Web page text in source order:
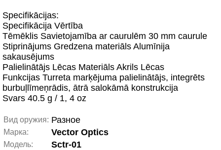
Specifikācijas:
Specifikācija Vērtība
Tēmēklis Savietojamība ar caurulēm 30 mm caurule
Stiprinājums Gredzena materiāls Alumīnija
sakausējums
Palielinātājs Lēcas Materiāls Akrils Lēcas
Funkcijas Turreta marķējuma palielinātājs, integrēts
burbuļlīmeņrādis, ātrā salokāmā konstrukcija
Svars 40.5 g / 1, 4 oz
Вид оружия: Разное
Марка: Vector Optics
Модель: Sctr-01